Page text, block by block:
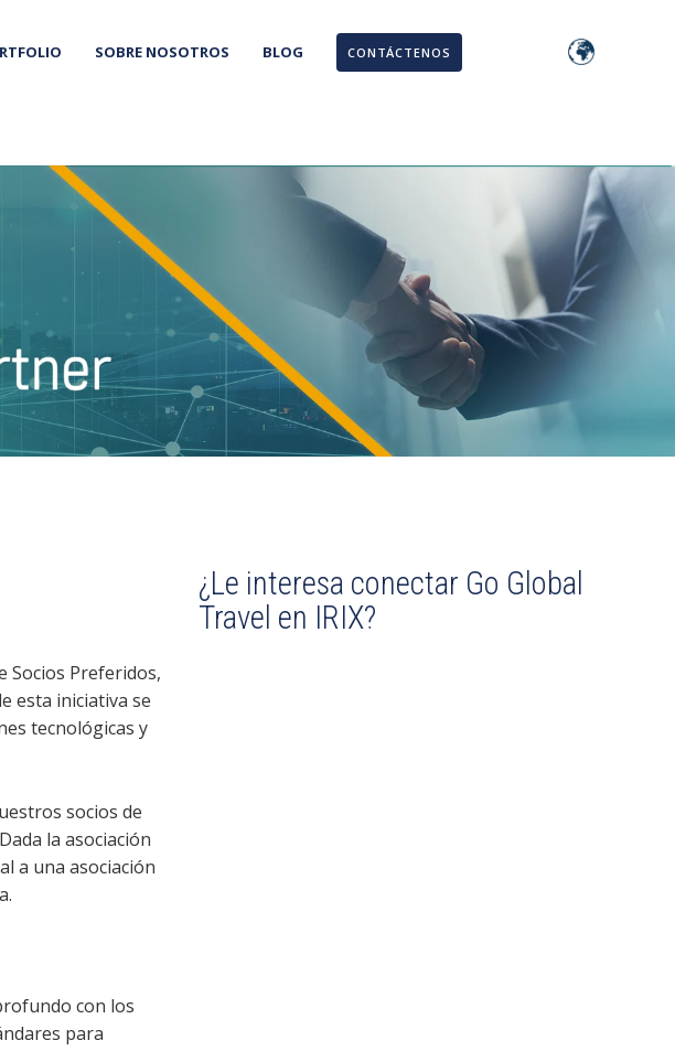
SOBRE NOSOTROS BLOG CONTÁCTENOS
Socios Preferidos,
esta iniciativa se
tecnológicas y
socios de
la asociación
a una asociación
con los
para
¿Le interesa conectar Go Global
Travel en IRIX?